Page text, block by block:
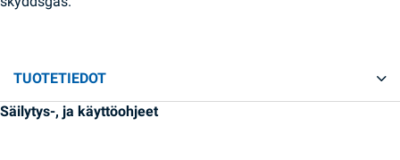
TUOTETIEDOT
Säilytys-, ja käyttöohjeet